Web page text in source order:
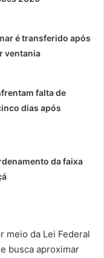
é transferido após
ventania
falta de
dias após
da faixa
meio da Lei Federal
busca aproximar